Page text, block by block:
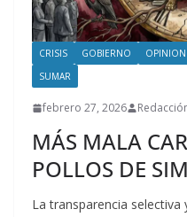
CRISIS GOBIERNO OPINION
SUMAR
febrero 27, 2026
MÁS MALA
POLLOS DE
La transparencia